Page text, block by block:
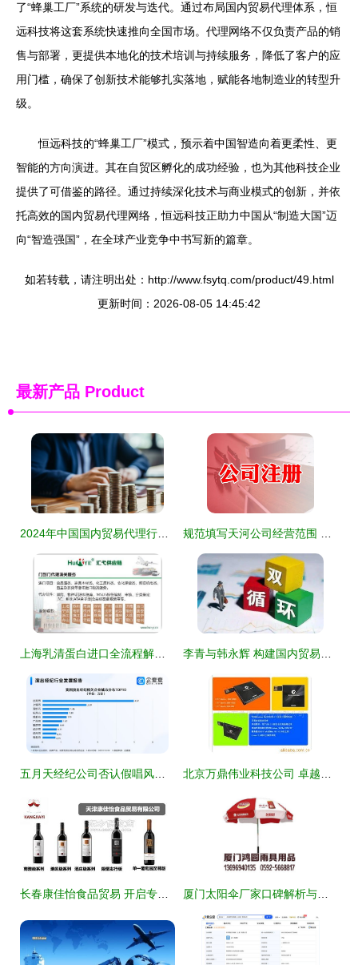
了“蜂巢工厂”系统的研发与迭代。通过布局国内贸易代理体系，恒
远科技将这套系统快速推向全国市场。代理网络不仅负责产品的销
售与部署，更提供本地化的技术培训与持续服务，降低了客户的应
用门槛，确保了创新技术能够扎实落地，赋能各地制造业的转型升
级。
恒远科技的“蜂巢工厂”模式，预示着中国智造向着更柔性、更
智能的方向演进。其在自贸区孵化的成功经验，也为其他科技企业
提供了可借鉴的路径。通过持续深化技术与商业模式的创新，并依
托高效的国内贸易代理网络，恒远科技正助力中国从“制造大国”迈
向“智造强国”，在全球产业竞争中书写新的篇章。
如若转载，请注明出处：http://www.fsytq.com/product/49.html
更新时间：2026-08-05 14:45:42
最新产品 Product
2024年中国国内贸易代理行业 市场现状、挑战与机遇分析 规范填写天河公司经营范围 聚焦国内贸易代理的关键指南
上海乳清蛋白进口全流程解析 报关监管、拆箱操作与货权转让实务指南 李青与韩永辉 构建国内贸易代理新体系，应对双循环格局下的挑战与对策
五月天经纪公司否认假唱风波，国内演出经纪企业超30万家，北京居首 北京万鼎伟业科技公司 卓越的国内贸易代理服务领航者
长春康佳怡食品贸易 开启专业红酒代理事业的新篇章 厦门太阳伞厂家口碑解析与户外中大号太阳伞国内贸易代理全攻略